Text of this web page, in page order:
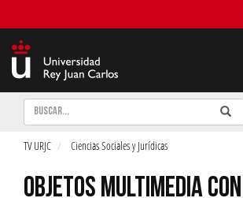
Buscar Enviar
Buscar
TV URJC Ciencias Sociales y Jurídicas
OBJETOS MULTIMEDIA CON